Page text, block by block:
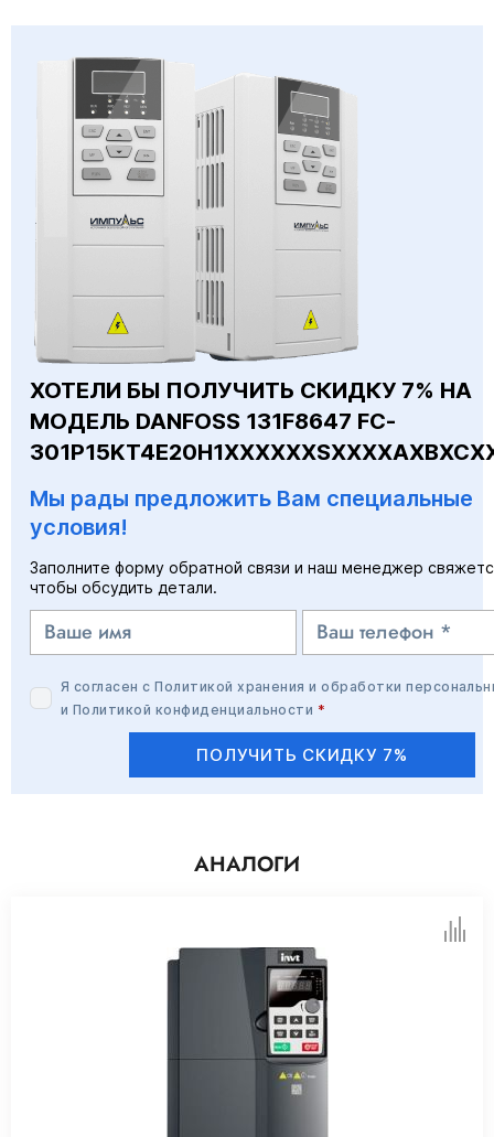
ХОТЕЛИ БЫ ПОЛУЧИТЬ СКИДКУ 7% НА
МОДЕЛЬ DANFOSS 131F8647 FC-
Мы рады предложить Вам специальные
условия!
Заполните форму обратной связи и наш менеджер
чтобы обсудить детали.
Я согласен сПолитикой хранения и обработки
и Политикой конфиденциальности *
ПОЛУЧИТЬ СКИДКУ 7%
АНАЛОГИ